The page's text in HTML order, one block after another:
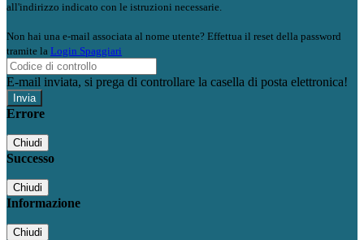
all'indirizzo indicato con le istruzioni necessarie.
Non hai una e-mail associata al nome utente? Effettua il reset della password
tramite la Login Spaggiari
E-mail inviata, si prega di controllare la casella di posta elettronica!
Errore
Chiudi
Successo
Chiudi
Informazione
Chiudi